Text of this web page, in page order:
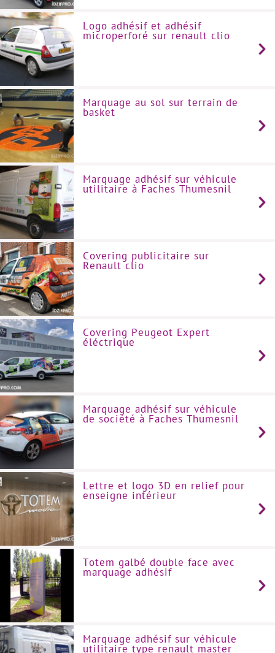
Logo adhésif et adhésif
microperforé sur renault clio
Marquage au sol sur terrain de
basket
Marquage adhésif sur véhicule
utilitaire à Faches Thumesnil
Covering publicitaire sur
Renault clio
Covering Peugeot Expert
éléctrique
Marquage adhésif sur véhicule
de société à Faches Thumesnil
Lettre et logo 3D en relief pour
enseigne intérieur
Totem galbé double face avec
marquage adhésif
Marquage adhésif sur véhicule
utilitaire type renault master